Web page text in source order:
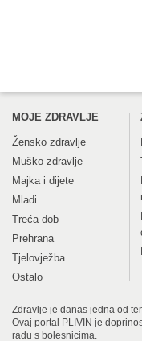
MOJE ZDRAVLJE
Žensko zdravlje
Muško zdravlje
Majka i dijete
Mladi
Treća dob
Prehrana
Tjelovježba
Ostalo
Zdravlje je danas jedna od
Ovaj portal PLIVIN je
radu s bolesnicima.